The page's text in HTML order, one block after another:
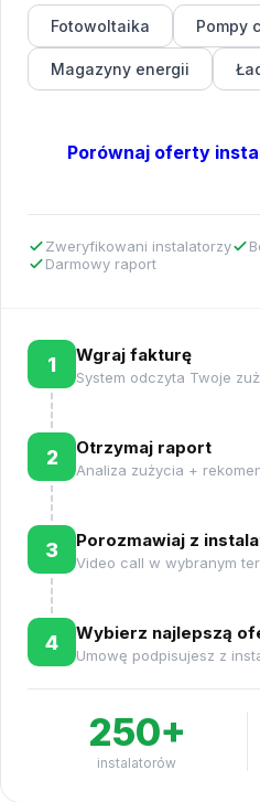
Fotowoltaika Pompy
Magazyny energii
Porównaj oferty
Zweryfikowani instalatorzy
Darmowy raport
1 Wgraj fakturę
System odczyta Twoje
2 Otrzymaj raport
Analiza zużycia +
3 Porozmawiaj z
Video call w wybranym
4 Wybierz najlepszą
Umowę podpisujesz z
250+
instalatorów